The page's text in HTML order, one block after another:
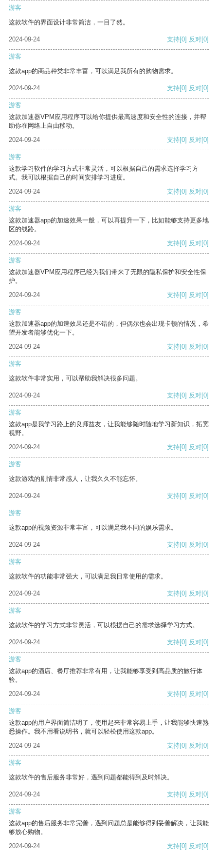
游客
这款软件的界面设计非常简洁，一目了然。
2024-09-24 支持[0] 反对[0]
游客
这款app的商品种类非常丰富，可以满足我所有的购物需求。
2024-09-24 支持[0] 反对[0]
游客
这款加速器VPM应用程序可以给你提供最高速度和安全性的连接，并帮
助你在网络上自由移动。
2024-09-24
支持[0] 反对[0]
游客
这款学习软件的学习方式非常灵活，可以根据自己的需求选择学习方
式。我可以根据自己的时间安排学习进度。
2024-09-24
支持[0] 反对[0]
游客
这款加速器app的加速效果一般，可以再提升一下，比如能够支持更多地
区的线路。
2024-09-24
支持[0] 反对[0]
游客
这款加速器VPM应用程序已经为我们带来了无限的隐私保护和安全性保
护。
2024-09-24
支持[0] 反对[0]
游客
这款加速器app的加速效果还是不错的，但偶尔也会出现卡顿的情况，希
望开发者能够优化一下。
2024-09-24
支持[0] 反对[0]
游客
这款软件非常实用，可以帮助我解决很多问题。
2024-09-24 支持[0] 反对[0]
游客
这款app是我学习路上的良师益友，让我能够随时随地学习新知识，拓宽
视野。
2024-09-24
支持[0] 反对[0]
游客
这款游戏的剧情非常感人，让我久久不能忘怀。
2024-09-24 支持[0] 反对[0]
游客
这款app的视频资源非常丰富，可以满足我不同的娱乐需求。
2024-09-24 支持[0] 反对[0]
游客
这款软件的功能非常强大，可以满足我日常使用的需求。
2024-09-24 支持[0] 反对[0]
游客
这款软件的学习方式非常灵活，可以根据自己的需求选择学习方式。
2024-09-24 支持[0] 反对[0]
游客
这款app的酒店、餐厅推荐非常有用，让我能够享受到高品质的旅行体
验。
2024-09-24
支持[0] 反对[0]
游客
这款app的用户界面简洁明了，使用起来非常容易上手，让我能够快速熟
悉操作。我不用看说明书，就可以轻松使用这款app。
2024-09-24
支持[0] 反对[0]
游客
这款软件的售后服务非常好，遇到问题都能得到及时解决。
2024-09-24 支持[0] 反对[0]
游客
这款app的售后服务非常完善，遇到问题总是能够得到妥善解决，让我能
够放心购物。
2024-09-24
支持[0] 反对[0]